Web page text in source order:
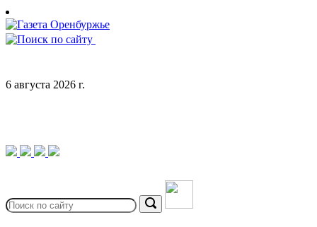
Skip
to
content
6 августа 2026 г.
for:
Search